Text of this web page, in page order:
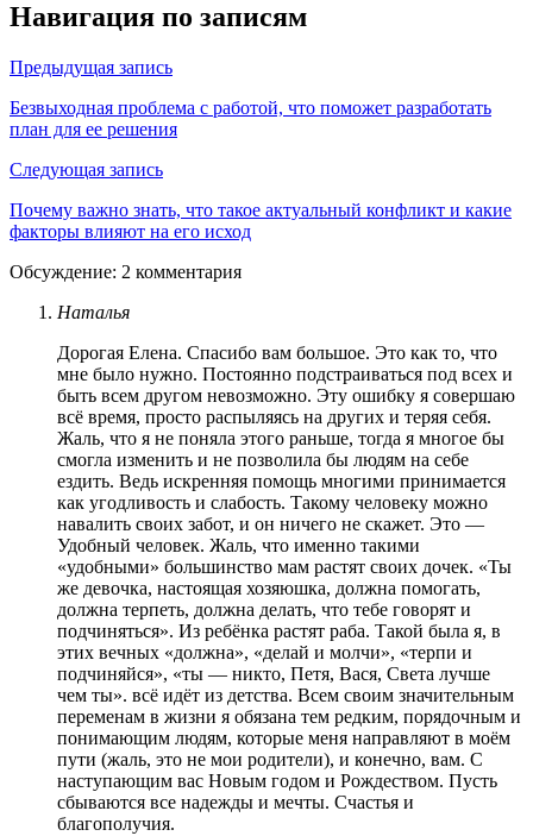
Навигация по записям
Предыдущая запись
Безвыходная проблема с работой, что поможет разработать
план для ее решения
Следующая запись
Почему важно знать, что такое актуальный конфликт и какие
факторы влияют на его исход
Обсуждение: 2 комментария
Наталья
Дорогая Елена. Спасибо вам большое. Это как то, что
мне было нужно. Постоянно подстраиваться под всех и
быть всем другом невозможно. Эту ошибку я совершаю
всё время, просто распыляясь на других и теряя себя.
Жаль, что я не поняла этого раньше, тогда я многое бы
смогла изменить и не позволила бы людям на себе
ездить. Ведь искренняя помощь многими принимается
как угодливость и слабость. Такому человеку можно
навалить своих забот, и он ничего не скажет. Это —
Удобный человек. Жаль, что именно такими
«удобными» большинство мам растят своих дочек. «Ты
же девочка, настоящая хозяюшка, должна помогать,
должна терпеть, должна делать, что тебе говорят и
подчиняться». Из ребёнка растят раба. Такой была я, в
этих вечных «должна», «делай и молчи», «терпи и
подчиняйся», «ты — никто, Петя, Вася, Света лучше
чем ты». всё идёт из детства. Всем своим значительным
переменам в жизни я обязана тем редким, порядочным и
понимающим людям, которые меня направляют в моём
пути (жаль, это не мои родители), и конечно, вам. С
наступающим вас Новым годом и Рождеством. Пусть
сбываются все надежды и мечты. Счастья и
благополучия.